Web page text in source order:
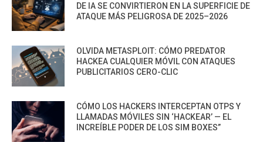
DE IA SE CONVIRTIERON EN LA SUPERFICIE DE
ATAQUE MÁS PELIGROSA DE 2025–2026
OLVIDA METASPLOIT: CÓMO PREDATOR
HACKEA CUALQUIER MÓVIL CON ATAQUES
PUBLICITARIOS CERO-CLIC
CÓMO LOS HACKERS INTERCEPTAN OTPS Y
LLAMADAS MÓVILES SIN ‘HACKEAR’ — EL
INCREÍBLE PODER DE LOS SIM BOXES”